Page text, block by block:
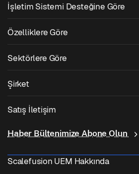
Kiosk Yazılımı
Kendi Cihazını Getir (BYOD)
İşletim Sistemi Desteğine Göre
iOS Yönetimi
Linux Yönetimi
Özelliklere Göre
Windows Uygulama Kataloğu
Koşullu Erişim
Uzaktan Kumanda
Sektörlere Göre
Son Mil Teslimatı
Perakende
Lojistik
Şirket
Scalefusion Yardım Belgeleri
Satış İletişim
sales[at]scalefusion.com
Haber Bültenimize Abone Olun
Scalefusion UEM Hakkında